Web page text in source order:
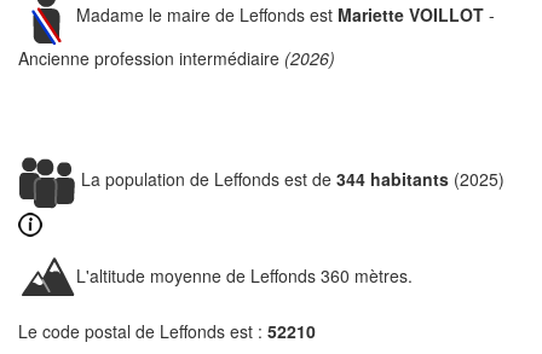
Madame le maire de Leffonds est Mariette VOILLOT -
Ancienne profession intermédiaire (2026)
La population de Leffonds est de 344 habitants (2025)
L'altitude moyenne de Leffonds 360 mètres.
Le code postal de Leffonds est : 52210